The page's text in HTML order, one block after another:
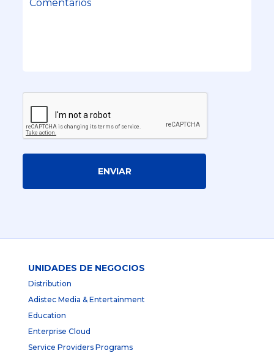
ENVIAR
UNIDADES DE NEGOCIOS
Distribution
Adistec Media & Entertainment
Education
Enterprise Cloud
Service Providers Programs